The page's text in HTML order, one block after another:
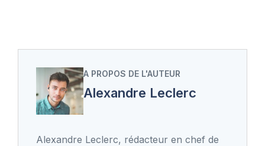
A PROPOS DE L'AUTEUR
Alexandre Leclerc
Alexandre Leclerc, rédacteur en chef de